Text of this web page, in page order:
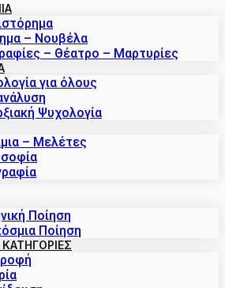
– Νουβέλα
– Θέατρο – Μαρτυρίες
για όλους
Ψυχολογία
– Μελέτες
Ποίηση
Ποίηση